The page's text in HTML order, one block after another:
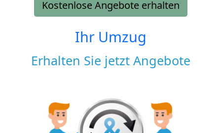
Kostenlose Angebote erhalten
Ihr Umzug
Erhalten Sie jetzt Angebote